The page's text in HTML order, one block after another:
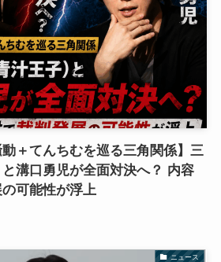
動＋てんちむを巡る三角関係】三
溝口勇児が全面対決へ？ 内容
可能性が浮上
ニュース